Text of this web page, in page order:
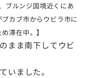
ブルンジ国境近くにあ
カブ市からウビラ市に
滞在中。】
まま南下してウビ
いました。